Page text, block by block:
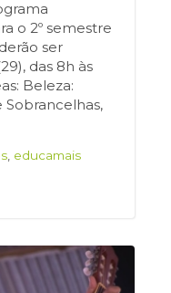
o 2º semestre
ser
das 8h às
Beleza:
Sobrancelhas,
educamais